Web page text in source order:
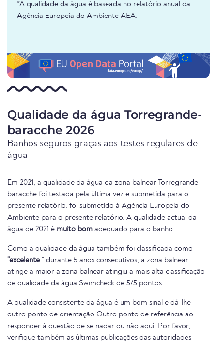
*A qualidade da água é baseada no relatório anual da
Agência Europeia do Ambiente AEA.
Qualidade da água Torregrande-
baracche 2026
Banhos seguros graças aos testes regulares de
água
Em 2021, a qualidade da água da zona balnear Torregrande-
baracche foi testada pela última vez e submetida para o
presente relatório. foi submetido à Agência Europeia do
Ambiente para o presente relatório. A qualidade actual da
água de 2021 é muito bom adequado para o banho.
Como a qualidade da água também foi classificada como
"excelente " durante 5 anos consecutivos, a zona balnear
atinge a maior a zona balnear atingiu a mais alta classificação
de qualidade da água Swimcheck de 5/5 pontos.
A qualidade consistente da água é um bom sinal e dá-lhe
outro ponto de orientação Outro ponto de referência ao
responder à questão de se nadar ou não aqui. Por favor,
verifique também as últimas publicações das autoridades